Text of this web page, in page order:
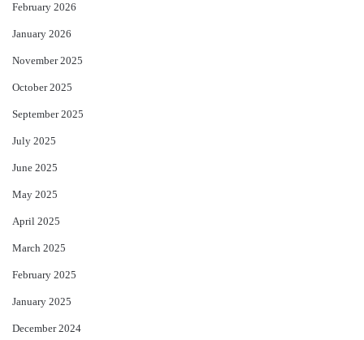
February 2026
January 2026
November 2025
October 2025
September 2025
July 2025
June 2025
May 2025
April 2025
March 2025
February 2025
January 2025
December 2024